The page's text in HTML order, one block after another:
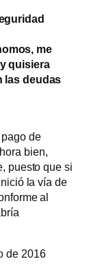
me
quisiera
las deudas
de
bien,
puesto que si
la vía de
al
de 2016